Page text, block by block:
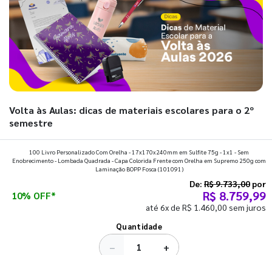
Volta às Aulas: dicas de materiais escolares para o 2º
semestre
Prepare a mochila, organize a rotina e descubra os materiais
que fazem toda diferença para começar o segundo
100 Livro Personalizado Com Orelha - 17x170x240mm em Sulfite 75g - 1x1 - Sem
Enobrecimento - Lombada Quadrada - Capa Colorida Frente com Orelha em Supremo 250g com
Laminação BOPP Fosca (101091)
10% OFF*
De: R$ 9.733,00 por
R$ 8.759,99
até 6x de R$ 1.460,00 sem juros
Quantidade
− +